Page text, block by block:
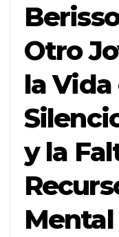
Otro
la
y la
Mental